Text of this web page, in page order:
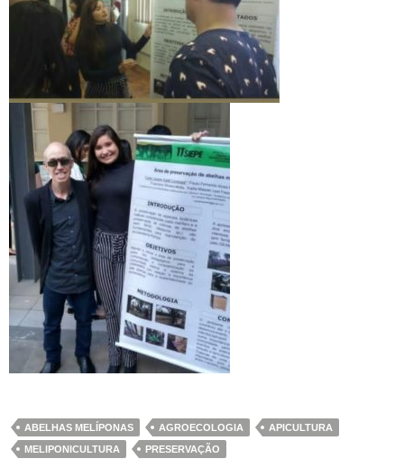
ABELHAS MELÍPONAS AGROECOLOGIA
APICULTURA
MELIPONICULTURA
PRESERVAÇÃO